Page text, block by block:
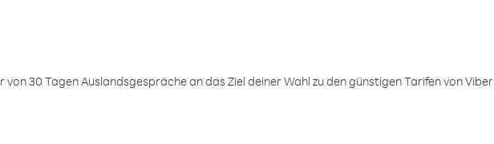
30 Tagen Auslandsgespräche an das Ziel deiner Wahl zu den günstigen Tarifen von Viber